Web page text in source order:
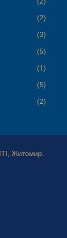
(2)
(3)
(5)
(1)
(5)
(2)
Житомир.